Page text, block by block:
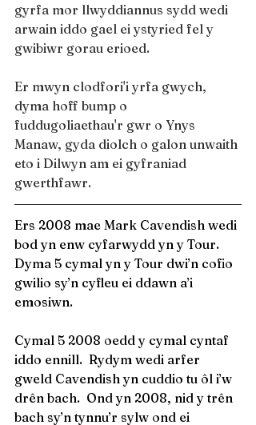
gyrfa mor llwyddiannus sydd wedi
arwain iddo gael ei ystyried fel y
gwibiwr gorau erioed.
Er mwyn clodfori'i yrfa gwych,
dyma hoff bump o
fuddugoliaethau'r gwr o Ynys
Manaw, gyda diolch o galon unwaith
eto i Dilwyn am ei gyfraniad
gwerthfawr.
Ers 2008 mae Mark Cavendish wedi
bod yn enw cyfarwydd yn y Tour.
Dyma 5 cymal yn y Tour dwi’n cofio
gwilio sy’n cyfleu ei ddawn a’i
emosiwn.
Cymal 5 2008 oedd y cymal cyntaf
iddo ennill.  Rydym wedi arfer
gweld Cavendish yn cuddio tu ôl i’w
drên bach.  Ond yn 2008, nid y trên
bach sy’n tynnu’r sylw ond ei